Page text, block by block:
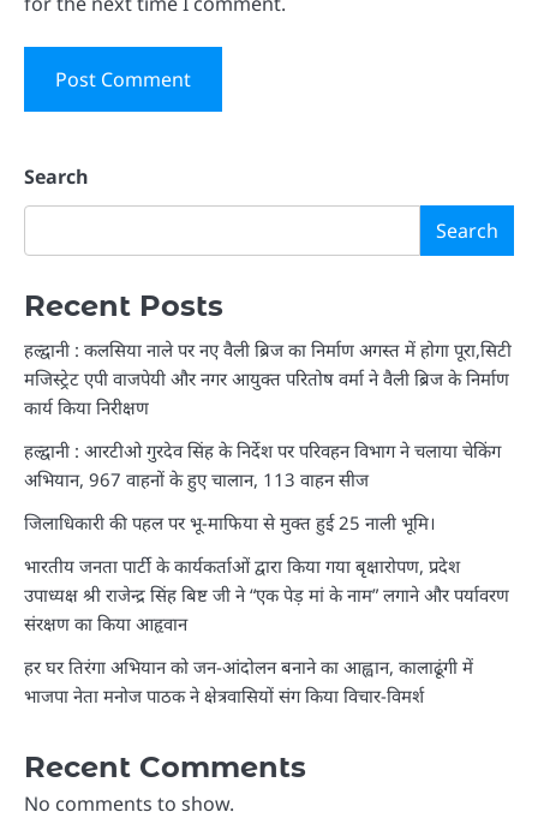
Search
Search
Recent Posts
हल्द्वानी : कलसिया नाले पर नए वैली ब्रिज का निर्माण अगस्त में होगा पूरा,सिटी
मजिस्ट्रेट एपी वाजपेयी और नगर आयुक्त परितोष वर्मा ने वैली ब्रिज के निर्माण
कार्य किया निरीक्षण
हल्द्वानी : आरटीओ गुरदेव सिंह के निर्देश पर परिवहन विभाग ने चलाया चेकिंग
अभियान, 967 वाहनों के हुए चालान, 113 वाहन सीज
जिलाधिकारी की पहल पर भू-माफिया से मुक्त हुई 25 नाली भूमि।
भारतीय जनता पार्टी के कार्यकर्ताओं द्वारा किया गया बृक्षारोपण, प्रदेश
उपाध्यक्ष श्री राजेन्द्र सिंह बिष्ट जी ने “एक पेड़ मां के नाम” लगाने और पर्यावरण
संरक्षण का किया आहृवान
हर घर तिरंगा अभियान को जन-आंदोलन बनाने का आह्वान, कालाढूंगी में
भाजपा नेता मनोज पाठक ने क्षेत्रवासियों संग किया विचार-विमर्श
Recent Comments
No comments to show.